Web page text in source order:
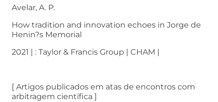
Avelar, A. P.
How tradition and innovation echoes in Jorge de
Henin?s Memorial
2021 | : Taylor & Francis Group | CHAM |
[ Artigos publicados em atas de encontros com
arbitragem científica ]